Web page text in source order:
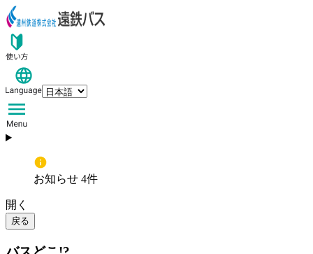
お知らせ 4件
開く
戻る